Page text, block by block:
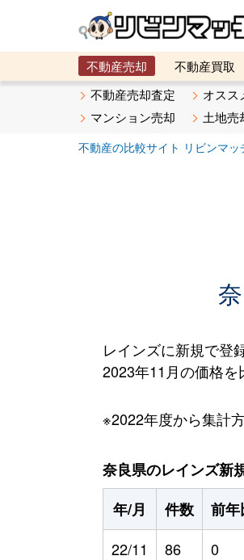
不動産売却 不動産買取
メタ住宅展示場
ベスト不
不動産売却査定 オスス
マンション売却
土地売
不動産の比較サイト リビンマッ
レインズに新規で登
2023年11月の価格を
※2022年度から集計
奈良県のレインズ新
年/月
件数 前年
22/11
86 0